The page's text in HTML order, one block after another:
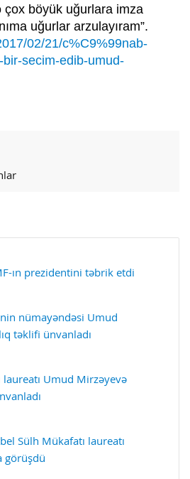
çox böyük uğurlara imza
uğurlar arzulayıram”.
02/21/c%C9%99nab-
secim-edib-umud-
ın prezidentini təbrik etdi
nümayəndəsi Umud
təklifi ünvanladı
laureatı Umud Mirzəyevə
Sülh Mükafatı laureatı
görüşdü